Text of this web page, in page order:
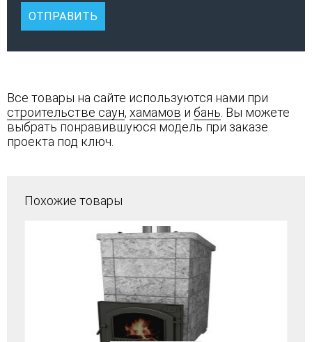
Все товары на сайте используются нами при
строительстве саун, хамамов и бань . Вы можете
выбрать понравившуюся модель при заказе
проекта под ключ.
Похожие товары